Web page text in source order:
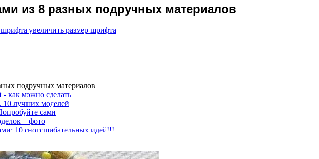
из 8 разных подручных материалов
шрифта увеличить размер шрифта
подручных материалов
как можно сделать
10 лучших моделей
сами
+ фото
10 сногсшибательных идей!!!